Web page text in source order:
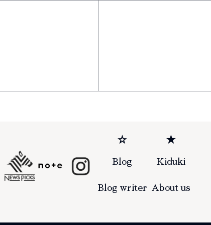
☆
Blog
Blog writer
★
Kiduki
About us